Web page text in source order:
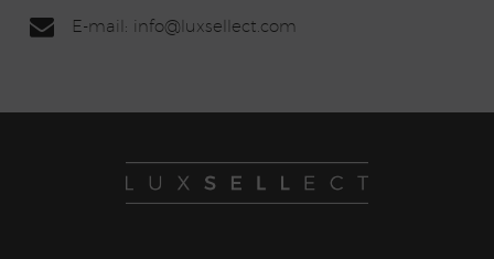
E-mail: info@luxsellect.com